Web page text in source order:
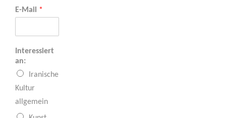
E-Mail *
Interessiert
an:
Iranische
Kultur
allgemein